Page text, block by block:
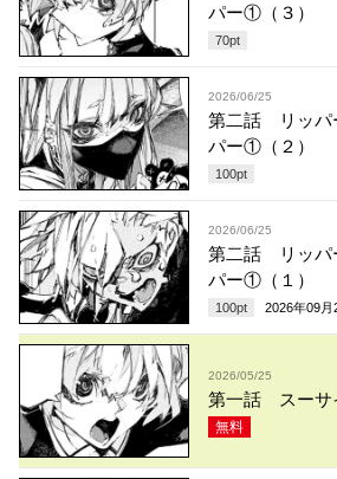
パー①（３）
70pt
2026/06/25
第二話 リッパ
パー①（２）
100pt
2026/06/25
第二話 リッパ
パー①（１）
100pt 2026年09月
2026/05/25
第一話 スーサ
無料